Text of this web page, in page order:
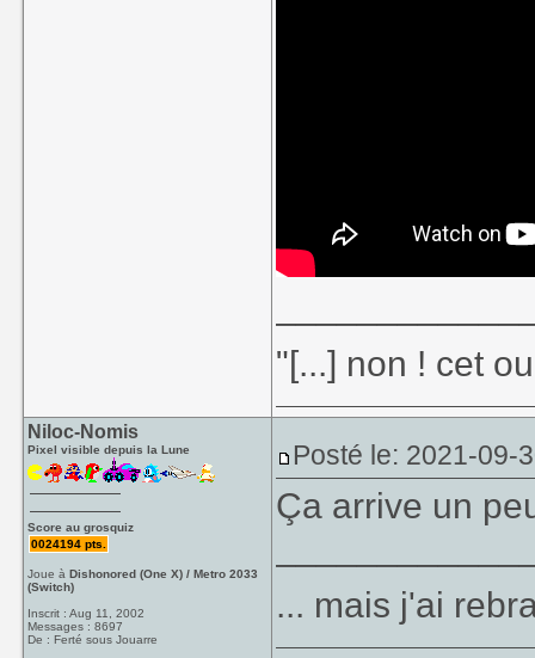
"[...] non ! cet
Niloc-Nomis
Pixel visible depuis la Lune
Score au grosquiz
0024194 pts.
Joue àDishonored (One X) / Metro 2033
(Switch)
Inscrit : Aug 11, 2002
Messages : 8697
De : Ferté sous Jouarre
Posté le: 2021-09-
Ça arrive un
... mais j'ai